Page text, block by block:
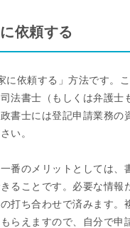
依頼する
に依頼する」方法です。
法書士（もしくは弁護士
書士には登記申請業務の
い。
番のメリットとしては、
ることです。必要な情報
打ち合わせで済みます。
らえますので、自分で申